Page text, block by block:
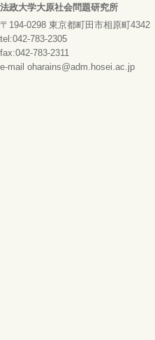
法政大学大原社会問題研究所
〒194-0298 東京都町田市相原町4342
tel:042-783-2305
fax:042-783-2311
e-mail oharains@adm.hosei.ac.jp